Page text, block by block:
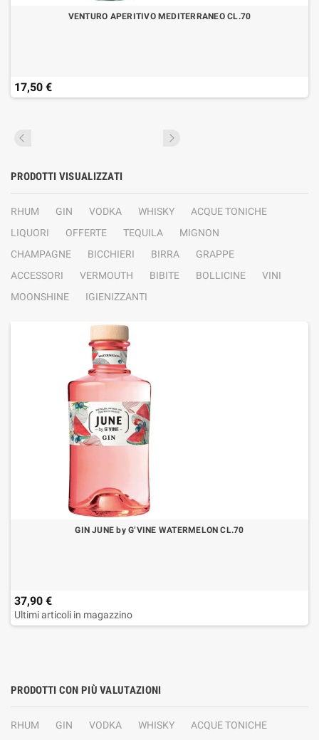
VENTURO APERITIVO MEDITERRANEO CL.70
17,50 €
PRODOTTI VISUALIZZATI
RHUM GIN VODKA WHISKY
ACQUE TONICHE
LIQUORI
OFFERTE TEQUILA
MIGNON
CHAMPAGNE
BICCHIERI BIRRA
GRAPPE
ACCESSORI
VERMOUTH BIBITE BOLLICINE
VINI
MOONSHINE
IGIENIZZANTI
GIN JUNE by G’VINE WATERMELON CL.70
37,90 €
Ultimi articoli in magazzino
PRODOTTI CON PIÙ VALUTAZIONI
RHUM GIN VODKA WHISKY
ACQUE TONICHE